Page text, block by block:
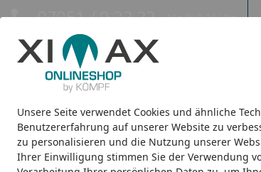
Unsere Seite verwendet Cookies und ähnliche
Benutzererfahrung auf unserer Website zu
zu personalisieren und die Nutzung unserer
Ihrer Einwilligung stimmen Sie der Verwendung
Eigene Montage-Teams
07051 / 9 22 22 Mo-Fr. 8-16 Uhr
Design-Carports Design-Heizkörper
Design-Carports Portoforte Ximax Carport